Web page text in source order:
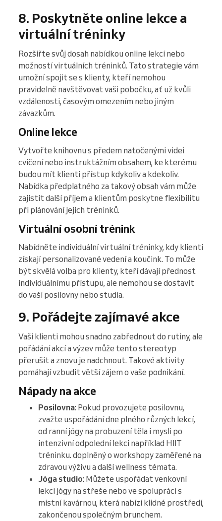
8. Poskytněte online lekce a
virtuální tréninky
Rozšiřte svůj dosah nabídkou online lekcí nebo
možností virtuálních tréninků. Tato strategie vám
umožní spojit se s klienty, kteří nemohou
pravidelně navštěvovat vaši pobočku, ať už kvůli
vzdálenosti, časovým omezením nebo jiným
závazkům.
Online lekce
Vytvořte knihovnu s předem natočenými videi
cvičení nebo instruktážním obsahem, ke kterému
budou mít klienti přístup kdykoliv a kdekoliv.
Nabídka předplatného za takový obsah vám může
zajistit další příjem a klientům poskytne flexibilitu
při plánování jejich tréninků.
Virtuální osobní trénink
Nabídněte individuální virtuální tréninky, kdy klienti
získají personalizované vedení a koučink. To může
být skvělá volba pro klienty, kteří dávají přednost
individuálnímu přístupu, ale nemohou se dostavit
do vaší posilovny nebo studia.
9. Pořádejte zajímavé akce
Vaši klienti mohou snadno zabřednout do rutiny, ale
pořádání akcí a výzev může tento stereotyp
přerušit a znovu je nadchnout. Takové aktivity
pomáhají vzbudit větší zájem o vaše podnikání.
Nápady na akce
Posilovna: Pokud provozujete posilovnu,
zvažte uspořádání dne plného různých lekcí,
od ranní jógy na probuzení těla i mysli po
intenzivní odpolední lekci například HIIT
tréninku. doplněný o workshopy zaměřené na
zdravou výživu a další wellness témata.
Jóga studio: Můžete uspořádat venkovní
lekci jógy na střeše nebo ve spolupráci s
místní kavárnou, která nabízí klidné prostředí,
zakončenou společným brunchem.